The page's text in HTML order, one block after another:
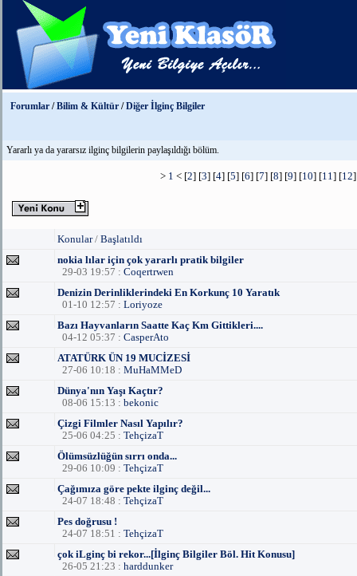
Forumlar /Bilim & Kültür /Diğer İlginç Bilgiler
Yararlı ya da yararsız ilginç bilgilerin paylaşıldığı bölüm.
> 1 < [2] [3] [4] [5] [6] [7] [8] [9] [10] [11] [12
Konular/ Başlatıldı
nokia lılar için çok yararlı pratik bilgiler
29-03 19:57 : Coqertrwen
Denizin Derinliklerindeki En Korkunç 10 Yaratık
01-10 12:57 : Loriyoze
Bazı Hayvanların Saatte Kaç Km Gittikleri....
04-12 05:37 : CasperAto
ATATÜRK ÜN 19 MUCİZESİ
27-06 10:18 : MuHaMMeD
Dünya'nın Yaşı Kaçtır?
08-06 15:13 : bekonic
Çizgi Filmler Nasıl Yapılır?
25-06 04:25 : TehçizaT
Ölümsüzlüğün sırrı onda...
29-06 10:09 : TehçizaT
Çağımıza göre pekte ilginç değil...
24-07 18:48 : TehçizaT
Pes doğrusu !
24-07 18:51 : TehçizaT
çok iLginç bi rekor...[İlginç Bilgiler Böl. Hit Konusu]
26-05 21:23 : harddunker